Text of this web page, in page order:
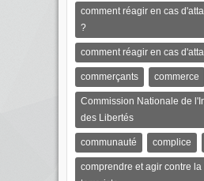
comment réagir en cas
?
comment réagir en cas
commerçants commerce
Commission Nationale de
des Libertés
communauté complice
comprendre et agir contre la